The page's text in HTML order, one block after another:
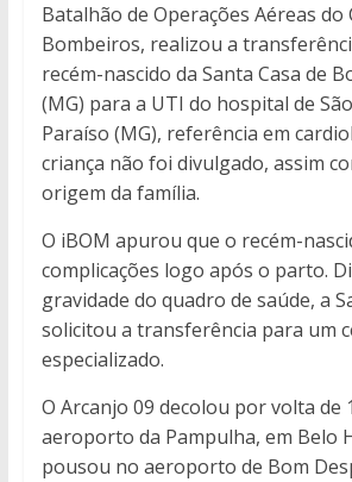
Batalhão de Operações Aéreas do
Bombeiros, realizou a
recém-nascido da Santa Casa de
(MG) para a UTI do hospital de
Paraíso (MG), referência em
criança não foi divulgado, assim
origem da família.
O iBOM apurou que o recém-
complicações logo após o parto.
gravidade do quadro de saúde, a
solicitou a transferência para um
especializado.
O Arcanjo 09 decolou por volta de
aeroporto da Pampulha, em Belo
pousou no aeroporto de Bom